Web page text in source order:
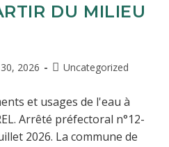
DU MILIEU
2026 Uncategorized
et usages de l'eau à
Arrêté préfectoral n°12-
2026. La commune de